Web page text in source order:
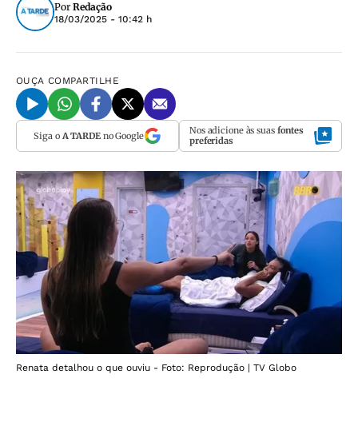
Por Redação
18/03/2025 - 10:42 h
OUÇA COMPARTILHE
Siga o A TARDEno Google Nos adicione às suas fontes
preferidas
Renata detalhou o que ouviu - Foto: Reprodução | TV Globo